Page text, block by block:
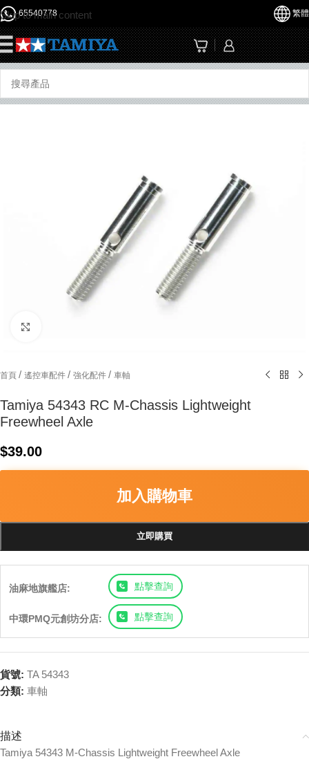
Skip to main content
65540778 繁體
首頁 / 遙控車配件 / 強化配件 / 車軸
Tamiya 54343 RC M-Chassis Lightweight
Freewheel Axle
$39.00
加入購物車
立即購買
油麻地旗艦店: 點擊查詢
中環PMQ元創坊分店: 點擊查詢
貨號: TA 54343
分類: 車軸
描述
Tamiya 54343 M-Chassis Lightweight Freewheel Axle